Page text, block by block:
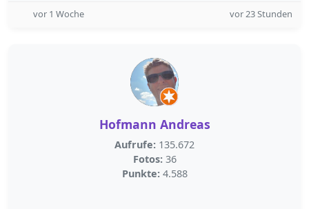
vor 1 Woche vor 23 Stunden
Hofmann Andreas
Aufrufe: 135.672
Fotos: 36
Punkte: 4.588